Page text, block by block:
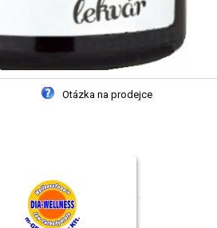
Otázka na prodejce